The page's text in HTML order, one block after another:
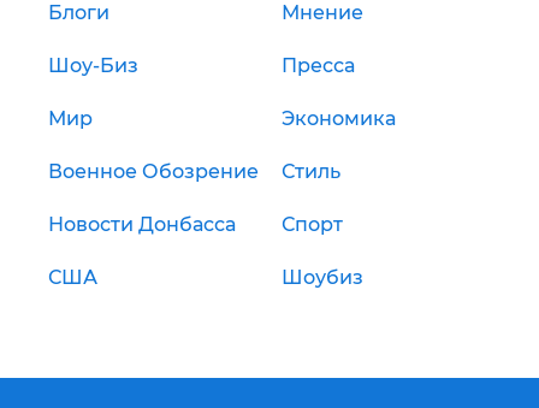
Блоги Мнение
Шоу-Биз Пресса
Мир Экономика
Военное Обозрение Стиль
Новости Донбасса Спорт
США Шоубиз